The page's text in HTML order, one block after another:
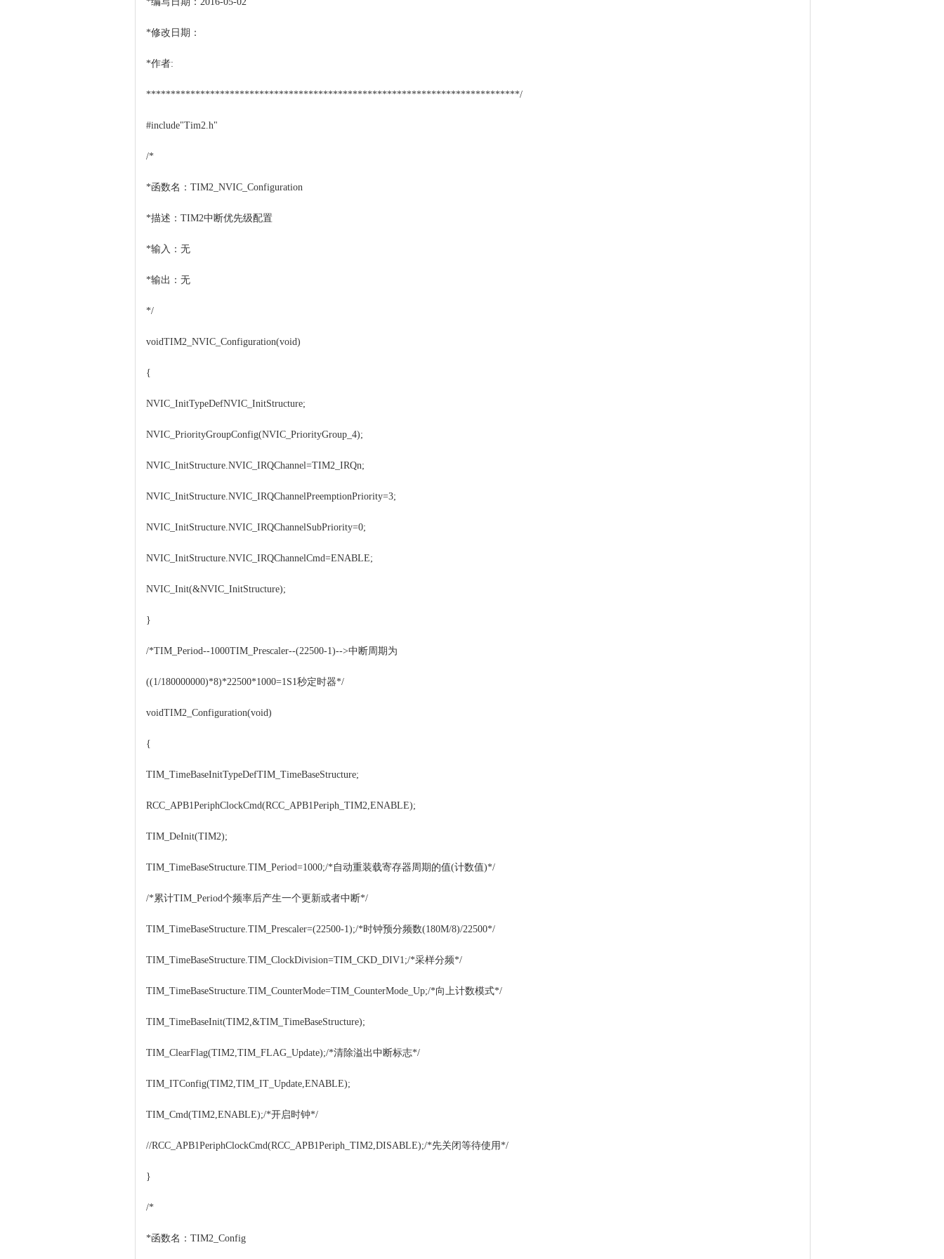
*修改日期：
*作者:
****************************************************************************/
#include"Tim2.h"
/*
*函数名：TIM2_NVIC_Configuration
*描述：TIM2中断优先级配置
*输入：无
*输出：无
*/
voidTIM2_NVIC_Configuration(void)
{
NVIC_InitTypeDefNVIC_InitStructure;
NVIC_PriorityGroupConfig(NVIC_PriorityGroup_4);
NVIC_InitStructure.NVIC_IRQChannel=TIM2_IRQn;
NVIC_InitStructure.NVIC_IRQChannelPreemptionPriority=3;
NVIC_InitStructure.NVIC_IRQChannelSubPriority=0;
NVIC_InitStructure.NVIC_IRQChannelCmd=ENABLE;
NVIC_Init(&NVIC_InitStructure);
}
/*TIM_Period--1000TIM_Prescaler--(22500-1)-->中断周期为
((1/180000000)*8)*22500*1000=1S1秒定时器*/
voidTIM2_Configuration(void)
{
TIM_TimeBaseInitTypeDefTIM_TimeBaseStructure;
RCC_APB1PeriphClockCmd(RCC_APB1Periph_TIM2,ENABLE);
TIM_DeInit(TIM2);
TIM_TimeBaseStructure.TIM_Period=1000;/*自动重装载寄存器周期的值(计数值)*/
/*累计TIM_Period个频率后产生一个更新或者中断*/
TIM_TimeBaseStructure.TIM_Prescaler=(22500-1);/*时钟预分频数(180M/8)/22500*/
TIM_TimeBaseStructure.TIM_ClockDivision=TIM_CKD_DIV1;/*采样分频*/
TIM_TimeBaseStructure.TIM_CounterMode=TIM_CounterMode_Up;/*向上计数模式*/
TIM_TimeBaseInit(TIM2,&TIM_TimeBaseStructure);
TIM_ClearFlag(TIM2,TIM_FLAG_Update);/*清除溢出中断标志*/
TIM_ITConfig(TIM2,TIM_IT_Update,ENABLE);
TIM_Cmd(TIM2,ENABLE);/*开启时钟*/
//RCC_APB1PeriphClockCmd(RCC_APB1Periph_TIM2,DISABLE);/*先关闭等待使用*/
}
/*
*函数名：TIM2_Config